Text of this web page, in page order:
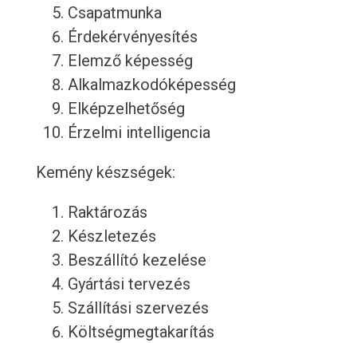
Csapatmunka
Érdekérvényesítés
Elemző képesség
Alkalmazkodóképesség
Elképzelhetőség
Érzelmi intelligencia
Kemény készségek:
Raktározás
Készletezés
Beszállító kezelése
Gyártási tervezés
Szállítási szervezés
Költségmegtakarítás